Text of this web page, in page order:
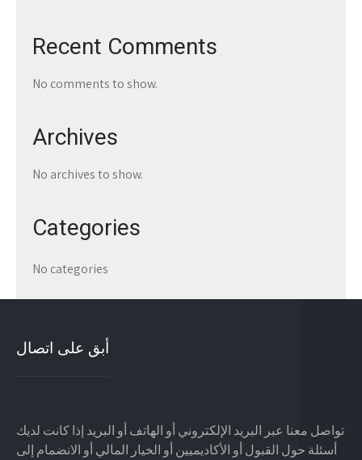
Recent Comments
No comments to show.
Archives
No archives to show.
Categories
No categories
أبق على اتصال
تواصل معنا عبر البريد الإلكتروني أو الهاتف أو البريد إذا كانت لديك
أسئلة حول القبول أو الأكاديميين أو الخيار المالي أو الانضمام إلى